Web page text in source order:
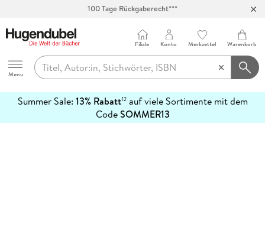
100 Tage Rückgaberecht***
Hugendubel
Menu
Filiale Konto Merkzettel Warenkorb
Summer Sale: 13% Rabatt12auf viele Sortimente mit dem
CodeSOMMER13
erfahren